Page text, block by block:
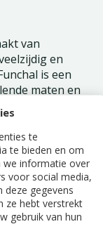
te
te bieden en om
we informatie over
voor social media,
deze gegevens
ze hebt verstrekt
gebruik van hun
van
en
is een
maten en
de hand is
iets afwijken
nog beter